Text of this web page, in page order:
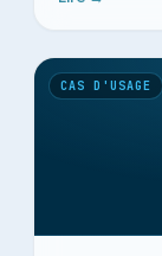
CAS D'USAGE